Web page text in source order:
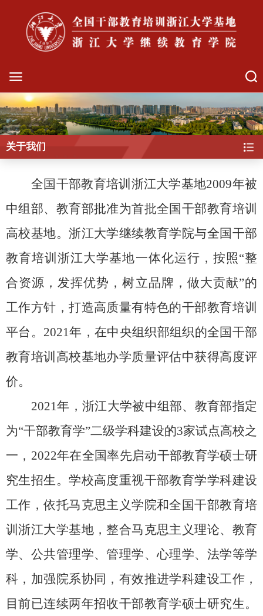
关于我们
全国干部教育培训浙江大学基地2009年被
中组部、教育部批准为首批全国干部教育培训
高校基地。浙江大学继续教育学院与全国干部
教育培训浙江大学基地一体化运行，按照“整
合资源，发挥优势，树立品牌，做大贡献”的
工作方针，打造高质量有特色的干部教育培训
平台。 2021年，在中央组织部组织的全国干部
教育培训高校基地办学质量评估中获得高度评
价。
2021年，浙江大学被中组部、教育部指定
为“干部教育学”二级学科建设的3家试点高校之
一， 2022年在全国率先启动干部教育学硕士研
究生招生。学校高度重视干部教育学学科建设
工作，依托马克思主义学院和全国干部教育培
训浙江大学基地，整合马克思主义理论、教育
学、公共管理学、管理学、心理学、法学等学
科，加强院系协同，有效推进学科建设工作，
目前已连续两年招收干部教育学硕士研究生。